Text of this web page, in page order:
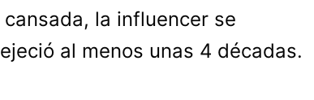
la influencer se
al menos unas 4 décadas.